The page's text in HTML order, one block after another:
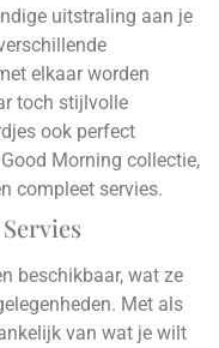
uitstraling aan je
elkaar worden
toch stijlvolle
ook perfect
Morning collectie,
compleet servies.
beschikbaar, wat ze
Met als
van wat je wilt